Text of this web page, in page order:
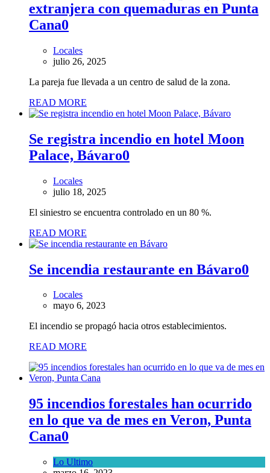
extranjera con quemaduras en Punta
Cana0
Locales
julio 26, 2025
La pareja fue llevada a un centro de salud de la zona.
READ MORE
Se registra incendio en hotel Moon
Palace, Bávaro0
Locales
julio 18, 2025
El siniestro se encuentra controlado en un 80 %.
READ MORE
Se incendia restaurante en Bávaro0
Locales
mayo 6, 2023
El incendio se propagó hacia otros establecimientos.
READ MORE
95 incendios forestales han ocurrido
en lo que va de mes en Veron, Punta
Cana0
Lo Ultimo